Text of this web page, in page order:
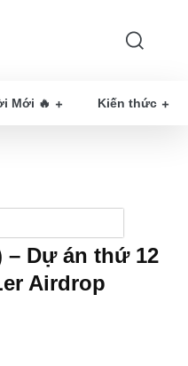
Mới 🔥 Kiến thức
– Dự án thứ 12
Airdrop